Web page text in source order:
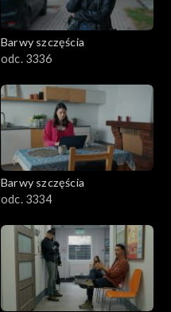
Barwy szczęścia
odc. 3336
Barwy szczęścia
odc. 3334